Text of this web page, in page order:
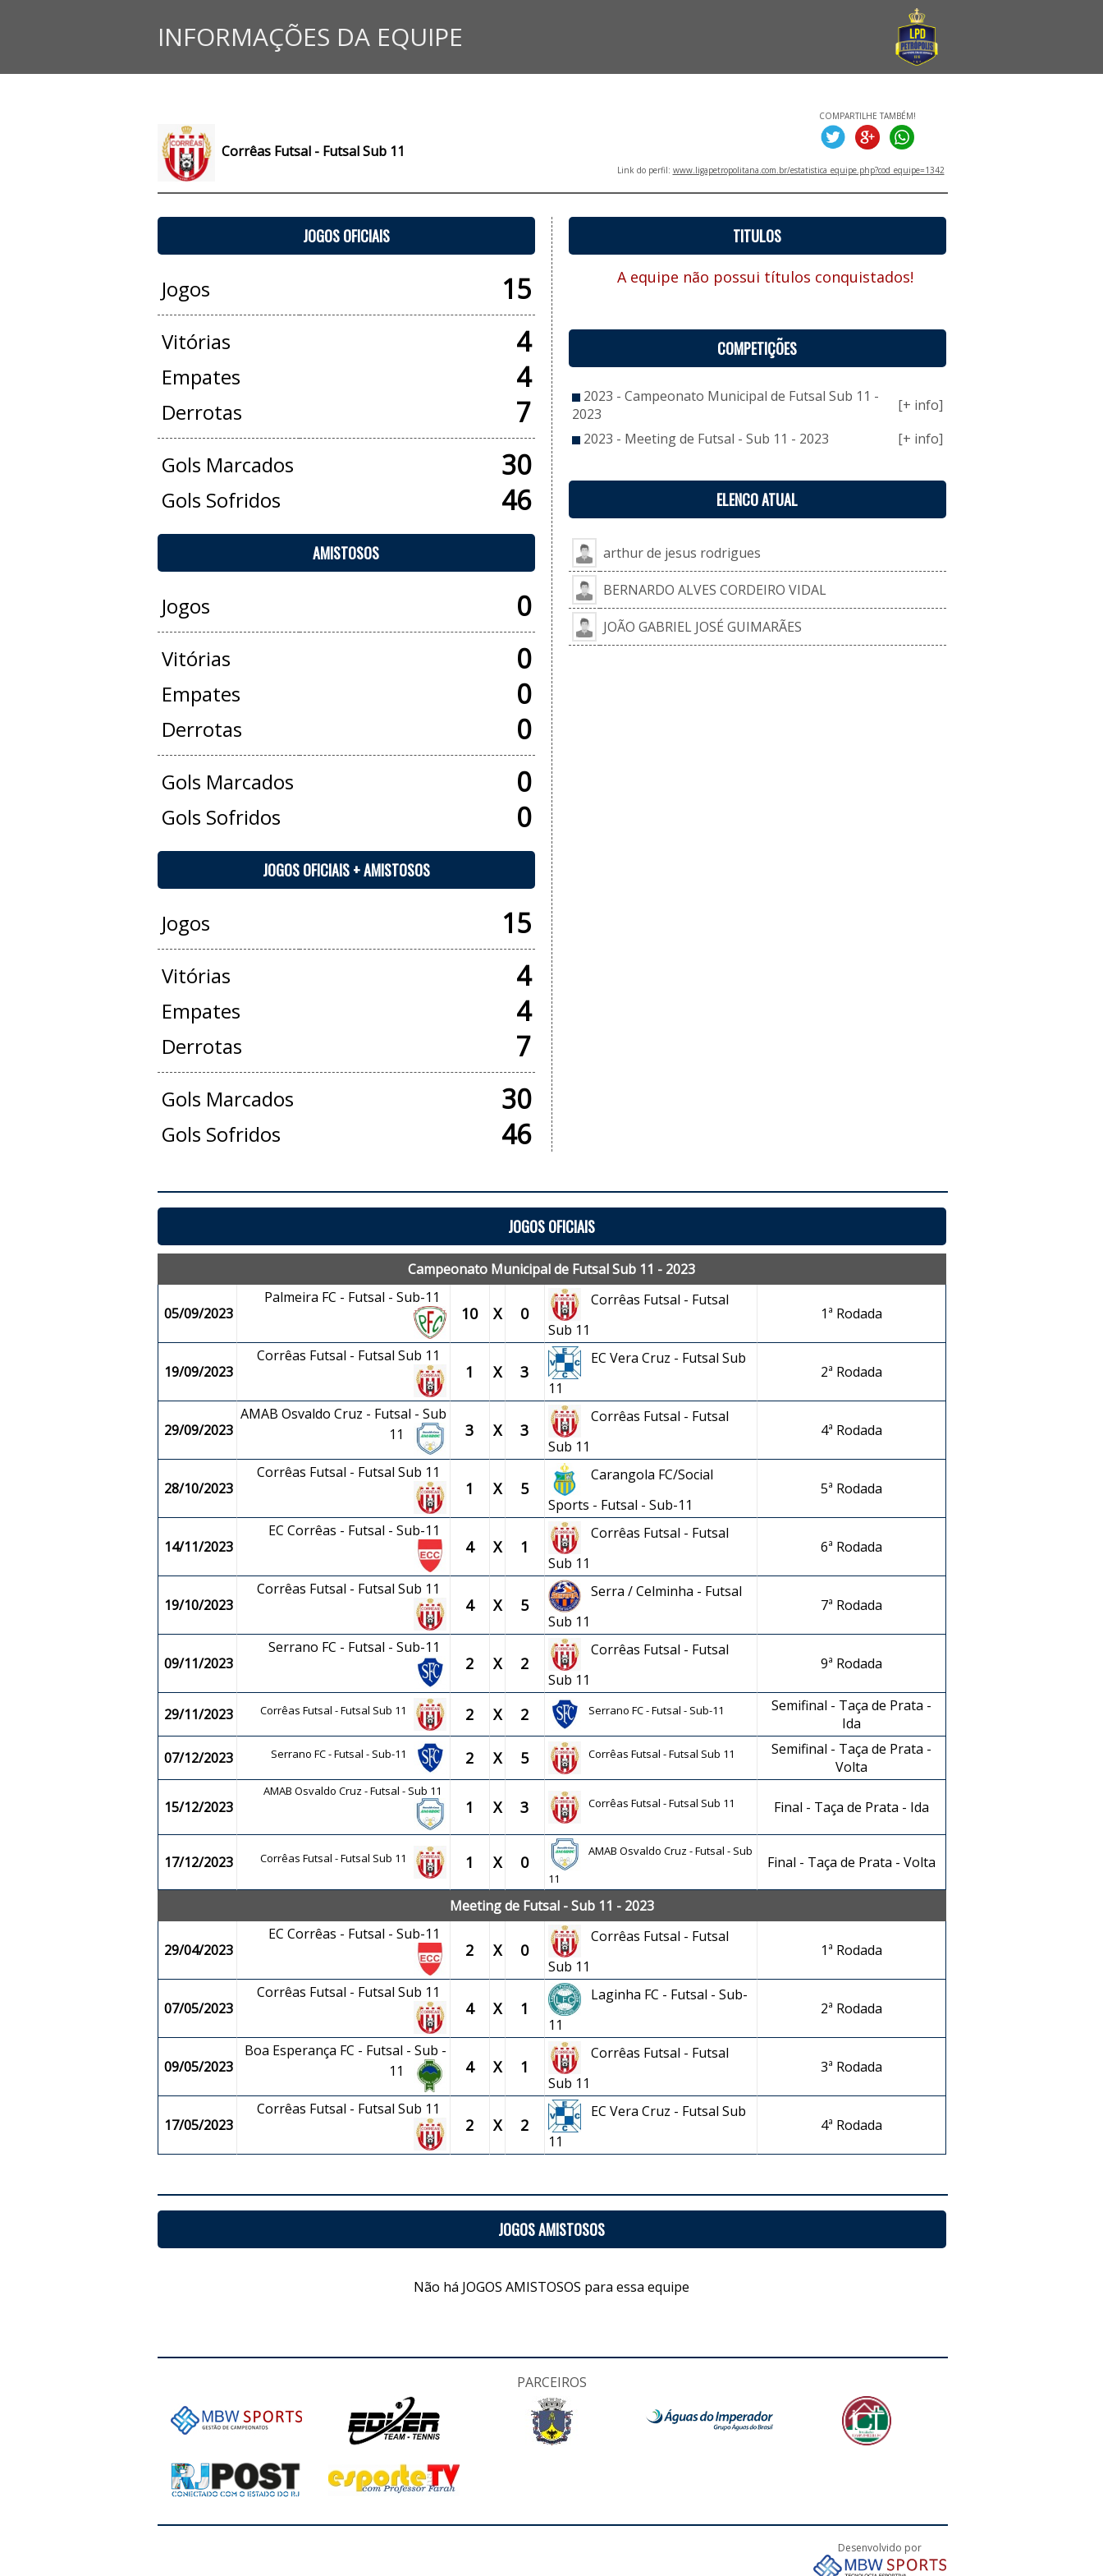
INFORMAÇÕES DA EQUIPE
Corrêas Futsal - Futsal Sub 11
COMPARTILHE TAMBÉM!
Link do perfil: www.ligapetropolitana.com.br/estatistica_equipe.php?cod_equipe=1342
JOGOS OFICIAIS
Jogos 15
Vitórias 4
Empates 4
Derrotas 7
Gols Marcados 30
Gols Sofridos 46
AMISTOSOS
Jogos 0
Vitórias 0
Empates 0
Derrotas 0
Gols Marcados 0
Gols Sofridos 0
JOGOS OFICIAIS + AMISTOSOS
Jogos 15
Vitórias 4
Empates 4
Derrotas 7
Gols Marcados 30
Gols Sofridos 46
TITULOS
A equipe não possui títulos conquistados!
COMPETIÇÕES
2023 - Campeonato Municipal de Futsal Sub 11 -
2023
[+ info]
2023 - Meeting de Futsal - Sub 11 - 2023
[+ info]
ELENCO ATUAL
arthur de jesus rodrigues
BERNARDO ALVES CORDEIRO VIDAL
JOÃO GABRIEL JOSÉ GUIMARÃES
JOGOS OFICIAIS
Campeonato Municipal de Futsal Sub 11 - 2023
05/09/2023
Palmeira FC - Futsal - Sub-11
10 X 0
Corrêas Futsal - Futsal
Sub 11
1ª Rodada
19/09/2023
Corrêas Futsal - Futsal Sub 11
1 X 3
EC Vera Cruz - Futsal Sub
11
2ª Rodada
29/09/2023
AMAB Osvaldo Cruz - Futsal - Sub
11
3 X 3
Corrêas Futsal - Futsal
Sub 11
4ª Rodada
28/10/2023
Corrêas Futsal - Futsal Sub 11
1 X 5
Carangola FC/Social
Sports - Futsal - Sub-11
5ª Rodada
14/11/2023
EC Corrêas - Futsal - Sub-11
4 X 1
Corrêas Futsal - Futsal
Sub 11
6ª Rodada
19/10/2023
Corrêas Futsal - Futsal Sub 11
4 X 5
Serra / Celminha - Futsal
Sub 11
7ª Rodada
09/11/2023
Serrano FC - Futsal - Sub-11
2 X 2
Corrêas Futsal - Futsal
Sub 11
9ª Rodada
29/11/2023 Corrêas Futsal - Futsal Sub 11 2 X 2 Serrano FC - Futsal - Sub-11
Semifinal - Taça de Prata -
Ida
07/12/2023
Serrano FC - Futsal - Sub-11 2 X 5 Corrêas Futsal - Futsal Sub 11
Semifinal - Taça de Prata -
Volta
15/12/2023
AMAB Osvaldo Cruz - Futsal - Sub 11
1 X 3 Corrêas Futsal - Futsal Sub 11 Final - Taça de Prata - Ida
17/12/2023 Corrêas Futsal - Futsal Sub 11 1 X 0
AMAB Osvaldo Cruz - Futsal - Sub
11
Final - Taça de Prata - Volta
Meeting de Futsal - Sub 11 - 2023
29/04/2023
EC Corrêas - Futsal - Sub-11
2 X 0
Corrêas Futsal - Futsal
Sub 11
1ª Rodada
07/05/2023
Corrêas Futsal - Futsal Sub 11
4 X 1
Laginha FC - Futsal - Sub-
11
2ª Rodada
09/05/2023
Boa Esperança FC - Futsal - Sub -
11
4 X 1
Corrêas Futsal - Futsal
Sub 11
3ª Rodada
17/05/2023
Corrêas Futsal - Futsal Sub 11
2 X 2
EC Vera Cruz - Futsal Sub
11
4ª Rodada
JOGOS AMISTOSOS
Não há JOGOS AMISTOSOS para essa equipe
PARCEIROS
Desenvolvido por